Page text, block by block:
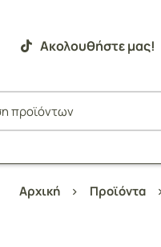
Ακολουθήστε μας!
Αρχική Προϊόντα